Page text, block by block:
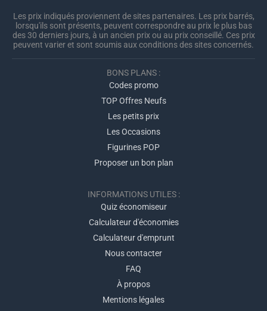
Les prix indiqués proviennent de sites partenaires. Les prix barrés,
lorsqu'ils sont présents, peuvent correspondre au prix le plus bas
des 30 derniers jours, à un ancien prix ou au prix conseillé. Ces prix
peuvent varier et sont soumis aux conditions des sites concernés.
BONS PLANS :
Codes promo
TOP Offres Neufs
Les petits prix
Les Occasions
Figurines POP
Proposer un bon plan
INFORMATIONS UTILES :
Quiz économiseur
Calculateur d'économies
Calculateur d'emprunt
Nous contacter
FAQ
À propos
Mentions légales